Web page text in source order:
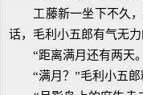
工藤新一坐下不久，
话，毛利小五郎有气无
“距离满月还有两天。
“满月？”毛利小五郎